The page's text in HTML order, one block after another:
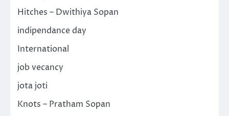
Hitches – Dwithiya Sopan
indipendance day
International
job vecancy
jota joti
Knots – Pratham Sopan